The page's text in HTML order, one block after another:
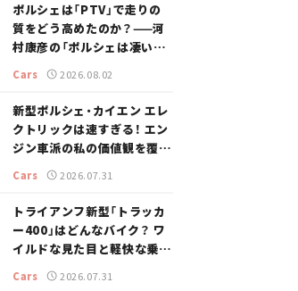
ポルシェは「PTV」で走りの
質をどう高めたのか？——河
村康彦の「ポルシェは凄い！」
Cars 2026.08.02
新型ポルシェ・カイエン エレ
クトリックは速すぎる！ エン
ジン車派の私の価値観を覆し
た、新しいポルシェの走り。
Cars 2026.07.31
トライアンフ新型「トラッカ
ー400」はどんなバイク？ ワ
イルドな見た目と軽快な乗り
味を両立した400ccフラット
トラッカー【試乗レビュー】
Cars 2026.07.31